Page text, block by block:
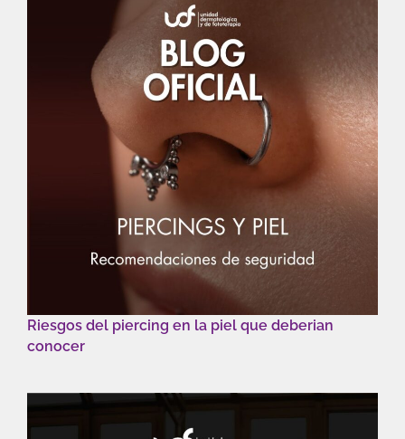
Riesgos del piercing en la piel que deberian
conocer